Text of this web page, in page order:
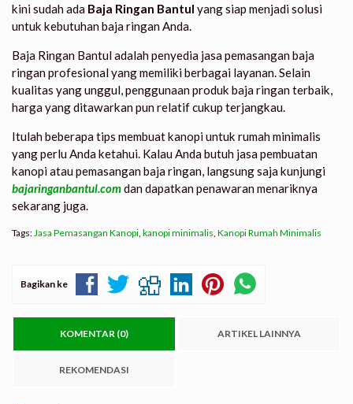
kini sudah ada Baja Ringan Bantul yang siap menjadi solusi
untuk kebutuhan baja ringan Anda.
Baja Ringan Bantul adalah penyedia jasa pemasangan baja
ringan profesional yang memiliki berbagai layanan. Selain
kualitas yang unggul, penggunaan produk baja ringan terbaik,
harga yang ditawarkan pun relatif cukup terjangkau.
Itulah beberapatips membuat kanopi untuk rumah minimalis
yang perlu Anda ketahui. Kalau Anda butuh jasa pembuatan
kanopi atau pemasangan baja ringan, langsung saja kunjungi
bajaringanbantul.comdan dapatkan penawaran menariknya
sekarang juga.
Tags: Jasa Pemasangan Kanopi kanopi minimalis Kanopi Rumah Minimalis
Bagikan ke
KOMENTAR (0) ARTIKEL LAINNYA
REKOMENDASI